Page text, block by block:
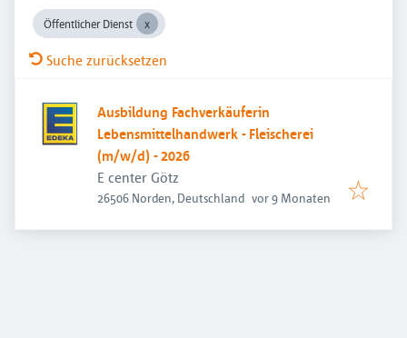
Öffentlicher Dienst
Suche zurücksetzen
Ausbildung Fachverkäuferin
Lebensmittelhandwerk - Fleischerei
(m/w/d) - 2026
E center Götz
26506 Norden, Deutschland Veröffentlicht:
vor 9 Monaten